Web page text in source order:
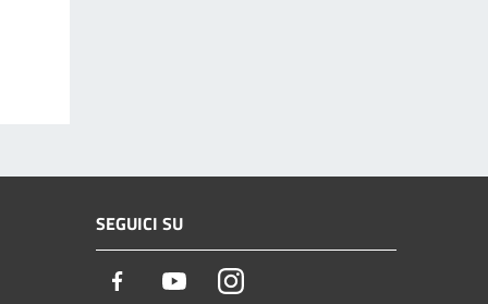
SEGUICI SU
Facebook YoutubeInstagram